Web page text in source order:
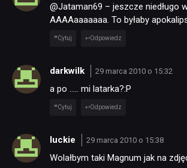
@Jataman69 – jeszcze niedługo
AAAAaaaaaaa. To byłaby
Cytuj Odpowiedz
darkwilk 29 marca 2010 o 15:32
a po ….. mi latarka?:P
Cytuj Odpowiedz
luckie 29 marca 2010 o 15:38
Wolałbym taki Magnum jak na